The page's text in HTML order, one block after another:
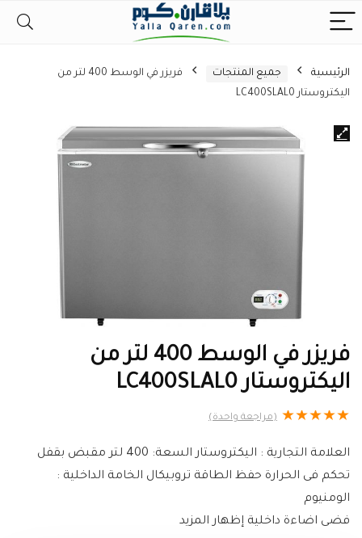
الرئيسية جميع المنتجات
فريزر في الوسط 400 لتر من
اليكتروستار LC400SLAL0
فريزر في الوسط 400 لتر من
اليكتروستار LC400SLAL0
★
★
★
★
★ (مراجعة واحدة)
العلامة التجارية : اليكتروستار السعة: 400 لتر مقبض بقفل
تحكم فى الحرارة حفظ الطاقة تروبيكال الخامة الداخلية :
الومنيوم
فضى اضاءة داخلية إظهار المزيد